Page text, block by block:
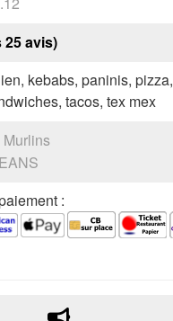
25 avis)
kebabs, paninis, pizza,
tacos, tex mex
Murlins
: